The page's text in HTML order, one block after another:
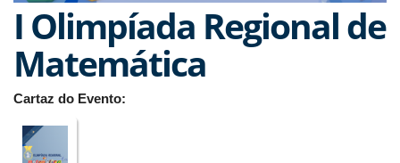
I Olimpíada Regional de
Matemática
Cartaz do Evento: